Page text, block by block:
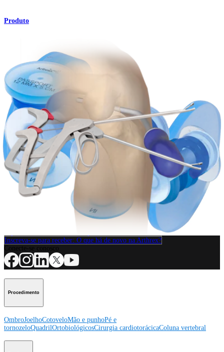
Produto
Passador de sutura Knee Scorpion™
Produto
Joelho
Reparo do menisco com técnica all-suture
Procedimento
Como podemos ajudar?
Veja eventos, laboratórios e oportunidades educacionais
Inscreva-se para receber: O que há de novo na Arthrex?
Procedimento
OmbroJoelhoCotoveloMão e punhoPé e
tornozeloQuadrilOrtobiológicosCirurgia cardiotorácicaColuna vertebral